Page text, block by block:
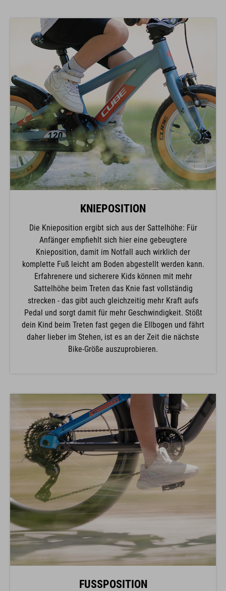
KNIEPOSITION
Die Knieposition ergibt sich aus der Sattelhöhe: Für
Anfänger empfiehlt sich hier eine gebeugtere
Knieposition, damit im Notfall auch wirklich der
komplette Fuß leicht am Boden abgestellt werden kann.
Erfahrenere und sicherere Kids können mit mehr
Sattelhöhe beim Treten das Knie fast vollständig
strecken - das gibt auch gleichzeitig mehr Kraft aufs
Pedal und sorgt damit für mehr Geschwindigkeit. Stößt
dein Kind beim Treten fast gegen die Ellbogen und fährt
daher lieber im Stehen, ist es an der Zeit die nächste
Bike-Größe auszuprobieren.
FUSSPOSITION